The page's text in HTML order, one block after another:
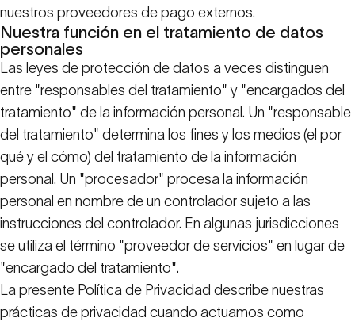
nuestros proveedores de pago externos.
Nuestra función en el tratamiento de datos
personales
Las leyes de protección de datos a veces distinguen
entre "responsables del tratamiento" y "encargados del
tratamiento" de la información personal. Un "responsable
del tratamiento" determina los fines y los medios (el por
qué y el cómo) del tratamiento de la información
personal. Un "procesador" procesa la información
personal en nombre de un controlador sujeto a las
instrucciones del controlador. En algunas jurisdicciones
se utiliza el término "proveedor de servicios" en lugar de
"encargado del tratamiento".
La presente Política de Privacidad describe nuestras
prácticas de privacidad cuando actuamos como